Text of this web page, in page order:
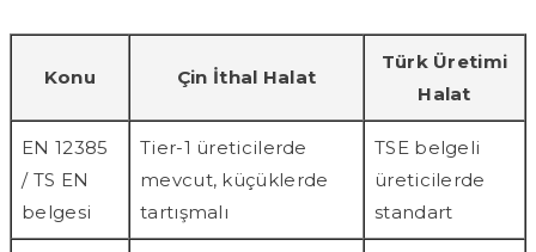
Konu Çin İthal Halat
Türk Üretimi
Halat
EN 12385
/ TS EN
belgesi
Tier-1 üreticilerde
mevcut, küçüklerde
tartışmalı
TSE belgeli
üreticilerde
standart